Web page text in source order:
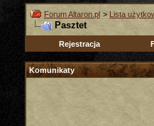
Forum Altaron.pl > Lista
Pasztet
Rejestracja
Komunikaty